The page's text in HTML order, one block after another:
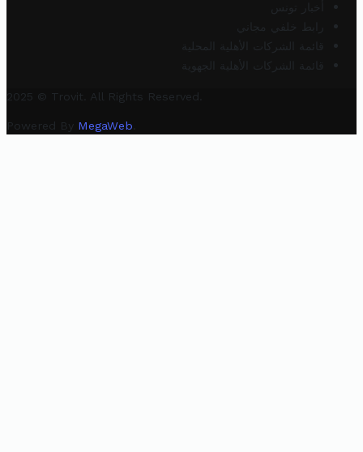
أخبار تونس
رابط خلفي مجاني
قائمة الشركات الأهلية المحلية
قائمة الشركات الأهلية الجهوية
2025 © Trovit. All Rights Reserved.
Powered By MegaWeb